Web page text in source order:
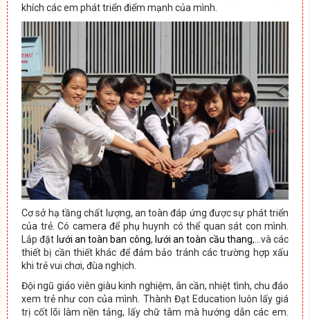
khích các em phát triển điểm mạnh của mình.
Cơ sở hạ tầng chất lượng, an toàn đáp ứng được sự phát triển
của trẻ. Có camera để phụ huynh có thể quan sát con mình.
Lắp đặt lưới an toàn ban công, lưới an toàn cầu thang,…và các
thiết bị cần thiết khác để đảm bảo tránh các trường hợp xấu
khi trẻ vui chơi, đùa nghịch.
Đội ngũ giáo viên giàu kinh nghiệm, ân cần, nhiệt tình, chu đáo
xem trẻ như con của mình. Thành Đạt Education luôn lấy giá
trị cốt lõi làm nền tảng, lấy chữ tâm mà hướng dẫn các em.